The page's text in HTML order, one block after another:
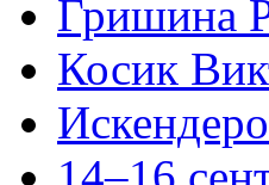
Гришина
Косик